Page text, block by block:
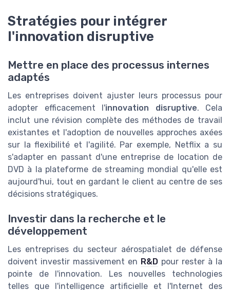
Stratégies pour intégrer
l'innovation disruptive
Mettre en place des processus internes
adaptés
Les entreprises doivent ajuster leurs processus pour
adopter efficacement l'innovation disruptive. Cela
inclut une révision complète des méthodes de travail
existantes et l'adoption de nouvelles approches axées
sur la flexibilité et l'agilité. Par exemple, Netflix a su
s'adapter en passant d'une entreprise de location de
DVD à la plateforme de streaming mondial qu'elle est
aujourd'hui, tout en gardant le client au centre de ses
décisions stratégiques.
Investir dans la recherche et le
développement
Les entreprises du secteur aérospatialet de défense
doivent investir massivement en R&D pour rester à la
pointe de l'innovation. Les nouvelles technologies
telles que l'intelligence artificielle et l'Internet des